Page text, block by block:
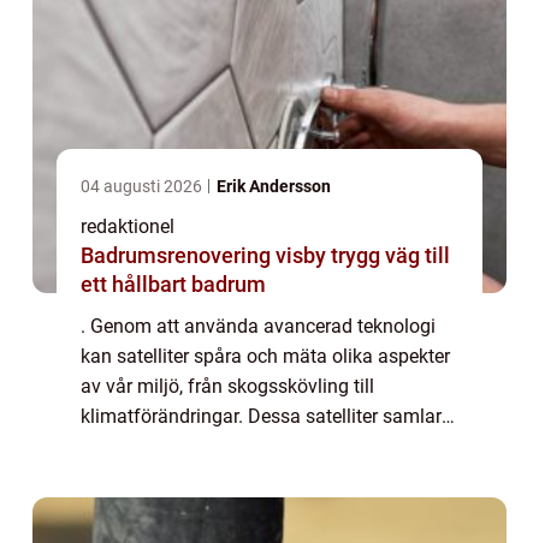
04 augusti 2026 Erik Andersson
redaktionel
Badrumsrenovering visby trygg väg till
ett hållbart badrum
. Genom att använda avancerad teknologi
kan satelliter spåra och mäta olika aspekter
av vår miljö, från skogsskövling till
klimatförändringar. Dessa satelliter samlar